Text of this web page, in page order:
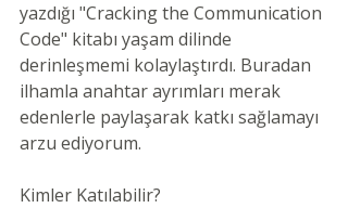
yazdığı "Cracking the Communication
Code" kitabı yaşam dilinde
derinleşmemi kolaylaştırdı. Buradan
ilhamla anahtar ayrımları merak
edenlerle paylaşarak katkı sağlamayı
arzu ediyorum.
Kimler Katılabilir?